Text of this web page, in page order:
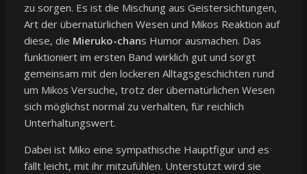
zu sorgen. Es ist die Mischung aus Geistersichtungen,
Art der übernatürlichen Wesen und Mikos Reaktion auf
diese, die Mieruko-chans Humor ausmachen. Das
funktioniert im ersten Band wirklich gut und sorgt
gemeinsam mit den lockeren Alltagsgeschichten rund
um Mikos Versuche, trotz der übernatürlichen Wesen
sich möglichst normal zu verhalten, für reichlich
Unterhaltungswert.
Dabei ist Miko eine sympathische Hauptfigur und es
fällt leicht, mit ihr mitzufühlen. Unterstützt wird sie